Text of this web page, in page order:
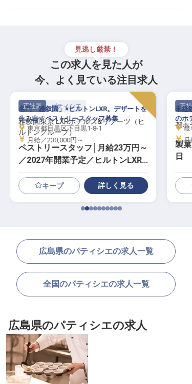
見逃し厳禁！
この求人を見た人が
今、よく見ている注目求人
正社員 パティシエ
雅叙園東京 LXRホテルズ&リゾーツ（ヒ
ルトングループ）
ペストリースタッフ│月給23万円～
／2027年開業予定／ヒルトンLXR
東京初進出
名門「雅叙園」×ヒルトンLXR。デザートを
生み出すペストリースタッフ募集
東京都目黒区下目黒1-8-1
月給／230,000円～
キープ 詳しく見る
正社
都ホ
製
日
未経
のホ
岐
月
広島県のパティシエの求人一覧
全国のパティシエの求人一覧
広島県のパティシエの求人